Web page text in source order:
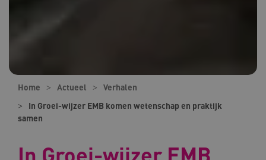
Home Actueel
Verhalen
In Groei-wijzer EMB komen wetenschap en praktijk
samen